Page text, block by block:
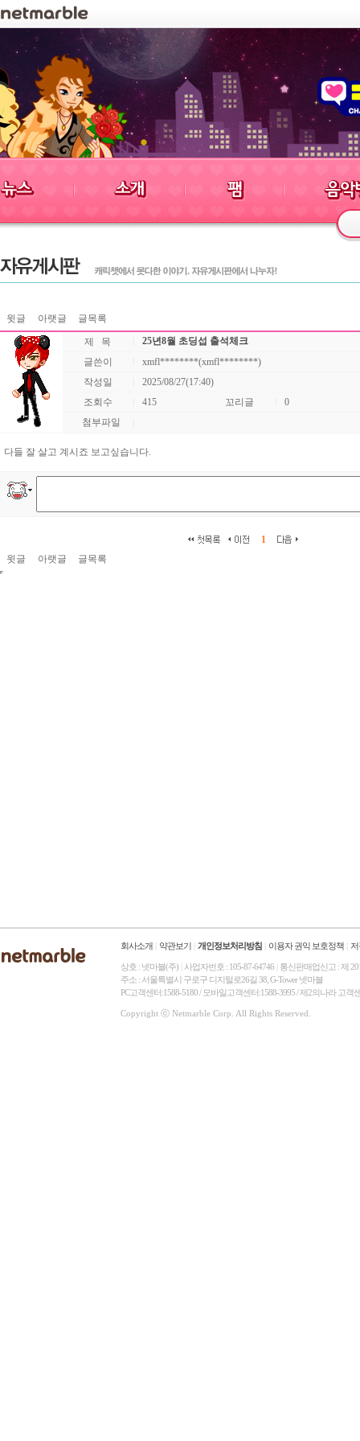
윗글 아랫글 글목록
제 목
25년8월 초딩섭 출석체크
글쓴이
xmfl********(xmfl********)
작성일
2025/08/27(17:40)
조회수
415 꼬리글
0
첨부파일
다들 잘 살고 계시죠 보고싶습니다.
1
윗글
아랫글 글목록
회사소개 약관보기 개인정보처리방침 이용자 권익 보호정책
상호 : 넷마블(주) 사업자번호 : 105-87-64746
통신판매업신고 : 제
주소 : 서울특별시 구로구 디지털로26길 38, G-Tower 넷마블
PC고객센터:1588-5180 / 모바일고객센터:1588-3995 / 제2의나라 고
Copyright ⓒ Netmarble Corp. All Rights Reserved.